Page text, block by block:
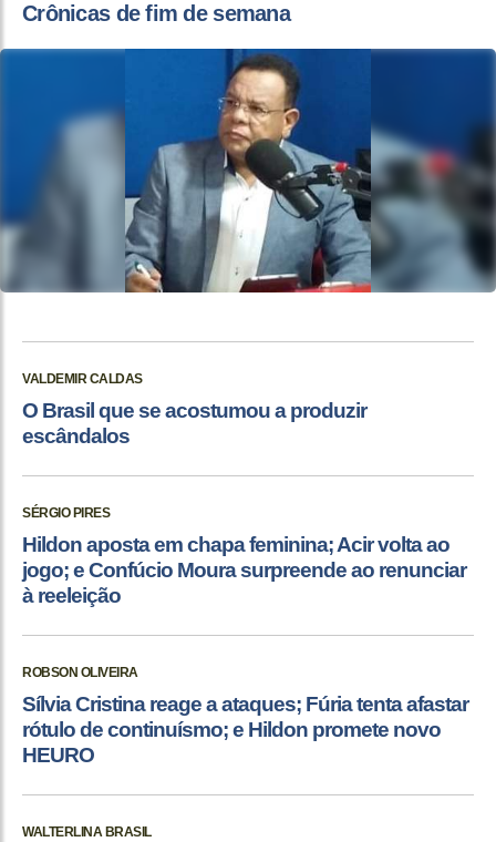
Crônicas de fim de semana
VALDEMIR CALDAS
O Brasil que se acostumou a produzir
escândalos
SÉRGIO PIRES
Hildon aposta em chapa feminina; Acir volta ao
jogo; e Confúcio Moura surpreende ao renunciar
à reeleição
ROBSON OLIVEIRA
Sílvia Cristina reage a ataques; Fúria tenta afastar
rótulo de continuísmo; e Hildon promete novo
HEURO
WALTERLINA BRASIL